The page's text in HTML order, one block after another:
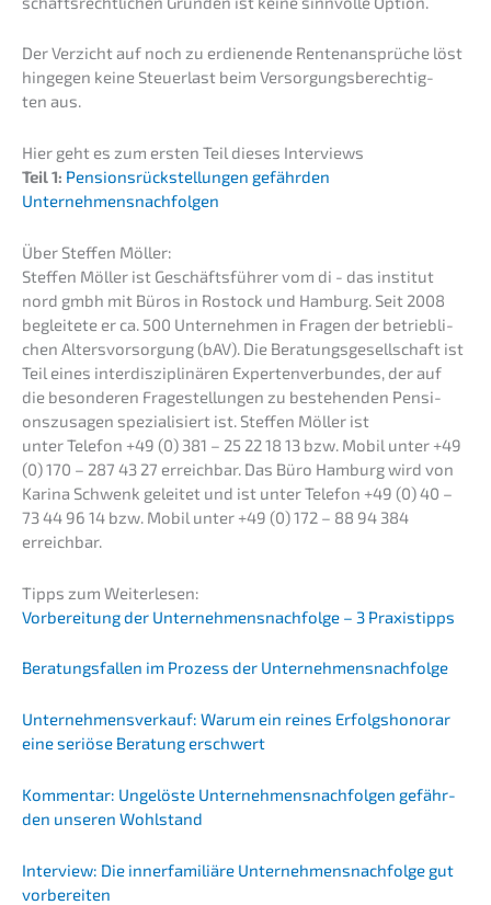
Der Verzicht auf noch zu erdie­nen­de Renten­an­sprü­che löst
hinge­gen keine Steuer­last beim Versor­gungs­be­rech­tig­
ten aus.
Hier geht es zum ersten Teil dieses Interviews
Teil 1: Pensi­ons­rück­stel­lun­gen gefähr­den
Unternehmensnachfolgen
Über Steffen Möller:
Steffen Möller ist Geschäfts­füh­rer vom di - das insti­tut
nord gmbh mit Büros in Rostock und Hamburg. Seit 2008
beglei­te­te er ca. 500 Unter­neh­men in Fragen der betrieb­li­
chen Alters­vor­sor­gung (bAV). Die Beratungs­ge­sell­schaft ist
Teil eines inter­dis­zi­pli­nä­ren Exper­ten­ver­bun­des, der auf
die beson­de­ren Frage­stel­lun­gen zu bestehen­den Pensi­
ons­zu­sa­gen spezia­li­siert ist. Steffen Möller ist
unter Telefon +49 (0) 381 – 25 22 18 13 bzw. Mobil unter +49
(0) 170 – 287 43 27 erreich­bar. Das Büro Hamburg wird von
Karina Schwenk gelei­tet und ist unter Telefon +49 (0) 40 –
73 44 96 14 bzw. Mobil unter +49 (0) 172 – 88 94 384
erreichbar.
Tipps zum Weiterlesen:
Vorbe­rei­tung der Unternehmens­nachfolge – 3 Praxistipps
Beratungs­fal­len im Prozess der Unternehmensnachfolge
Unter­nehmens­verkauf: Warum ein reines Erfolgs­ho­no­rar
eine seriö­se Beratung erschwert
Kommen­tar: Ungelös­te Unter­neh­mens­nach­fol­gen gefähr­
den unseren Wohlstand
Inter­view: Die inner­fa­mi­liä­re Unternehmens­nachfolge gut
vorbereiten